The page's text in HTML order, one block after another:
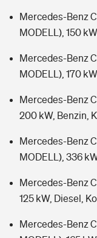
Mercedes-Benz
MODELL), 150
Mercedes-Benz
MODELL), 170
Mercedes-Benz
200 kW, Benzin,
Mercedes-Benz
MODELL), 336
Mercedes-Benz
125 kW, Diesel,
Mercedes-Benz